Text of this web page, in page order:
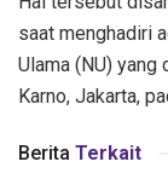
saat menghadiri
Ulama (NU) yang
Karno, Jakarta,
Berita Terkait